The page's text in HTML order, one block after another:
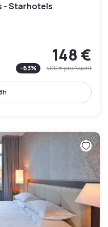
- Starhotels
148 €
-63% 400 €pro Nacht